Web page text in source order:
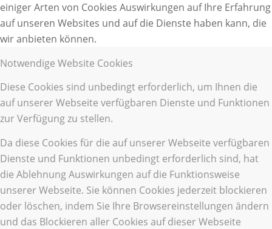
einiger Arten von Cookies Auswirkungen auf Ihre Erfahrung
auf unseren Websites und auf die Dienste haben kann, die
wir anbieten können.
Notwendige Website Cookies
Diese Cookies sind unbedingt erforderlich, um Ihnen die
auf unserer Webseite verfügbaren Dienste und Funktionen
zur Verfügung zu stellen.
Da diese Cookies für die auf unserer Webseite verfügbaren
Dienste und Funktionen unbedingt erforderlich sind, hat
die Ablehnung Auswirkungen auf die Funktionsweise
unserer Webseite. Sie können Cookies jederzeit blockieren
oder löschen, indem Sie Ihre Browsereinstellungen ändern
und das Blockieren aller Cookies auf dieser Webseite